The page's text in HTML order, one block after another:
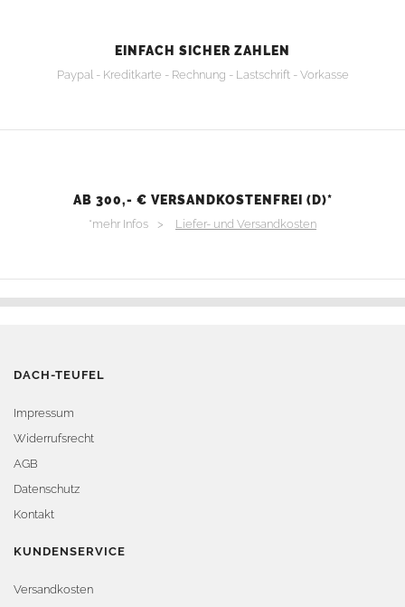
EINFACH SICHER ZAHLEN
Paypal - Kreditkarte - Rechnung - Lastschrift - Vorkasse
AB 300,- € VERSANDKOSTENFREI (D)*
*mehr Infos > Liefer- und Versandkosten
DACH-TEUFEL
Impressum
Widerrufsrecht
AGB
Datenschutz
Kontakt
KUNDENSERVICE
Versandkosten